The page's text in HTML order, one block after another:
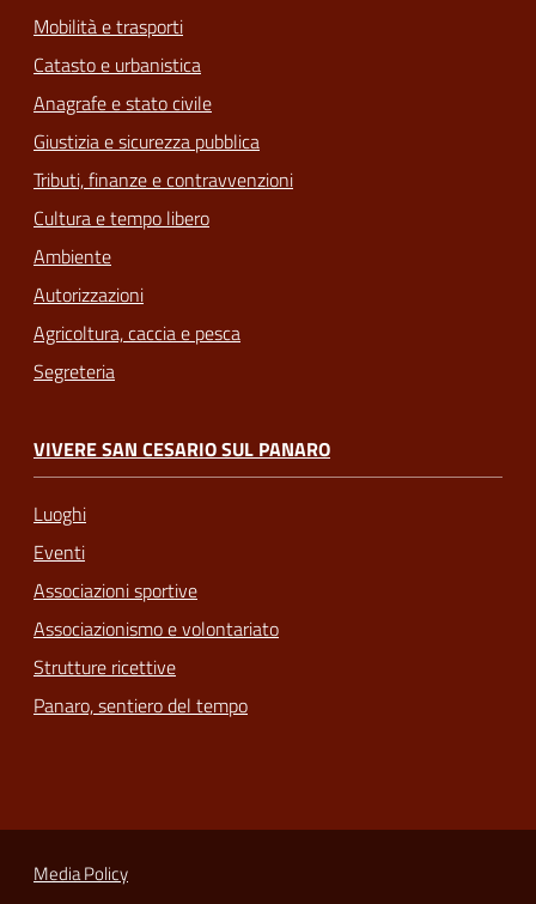
Mobilità e trasporti
Catasto e urbanistica
Anagrafe e stato civile
Giustizia e sicurezza pubblica
Tributi, finanze e contravvenzioni
Cultura e tempo libero
Ambiente
Autorizzazioni
Agricoltura, caccia e pesca
Segreteria
VIVERE SAN CESARIO SUL PANARO
Luoghi
Eventi
Associazioni sportive
Associazionismo e volontariato
Strutture ricettive
Panaro, sentiero del tempo
Media Policy